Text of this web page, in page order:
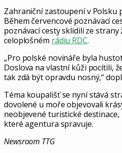
Zahraniční zastoupení v Polsku
Během červencové poznávací
poznávací cesty sklidili ze
celoplošném rádiu RDC.
„Pro polské novináře byla
Doslova na vlastní kůži pocítili,
tak zdá být opravdu nosný,“
Téma koupališť se nyní stává
dovolené u moře objevovali
neobjevené turistické
které agentura spravuje.
Newsroom TTG